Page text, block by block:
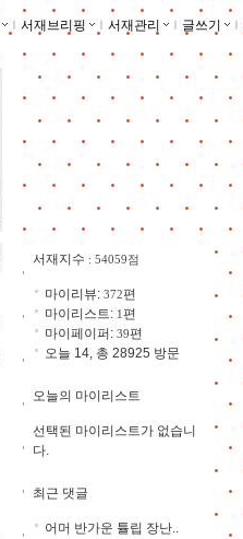
ｌ 서재브리핑 ｌ 서재관리 ｌ 글쓰기 ｌ
서재지수 : 54059점
마이리뷰: 372편
마이리스트: 1편
마이페이퍼: 39편
오늘 14, 총 28925 방문
오늘의 마이리스트
선택된 마이리스트가 없습니
다.
최근 댓글
어머 반가운 튤립 장난..